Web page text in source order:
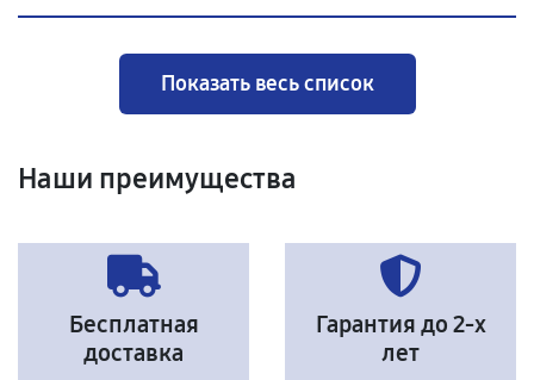
Показать весь список
Наши преимущества
Бесплатная
доставка
Гарантия до 2-х
лет